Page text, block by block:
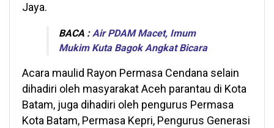
Jaya.
BACA :Air PDAM Macet, Imum
Mukim Kuta Bagok Angkat Bicara
Acara maulid Rayon Permasa Cendana selain
dihadiri oleh masyarakat Aceh parantau di Kota
Batam, juga dihadiri oleh pengurus Permasa
Kota Batam, Permasa Kepri, Pengurus Generasi